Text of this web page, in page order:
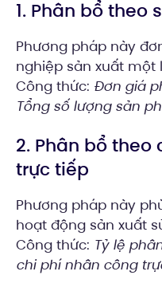
1. Phân bổ theo
Phương pháp này
nghiệp sản xuất một
Công thức: Đơn giá
Tổng số lượng sản
2. Phân bổ
trực tiếp
Phương pháp này
hoạt động sản xuất
Công thức: Tỷ lệ
chi phí nhân công